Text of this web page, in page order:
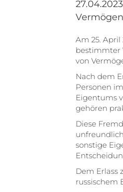
Am 25. April
bestimmter
von
Nach dem
Personen
Eigentums
gehören
Diese
sonstige
Dem Erlass
russischem